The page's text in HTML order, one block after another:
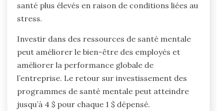
santé plus élevés en raison de conditions liées au
stress.
Investir dans des ressources de santé mentale
peut améliorer le bien-être des employés et
améliorer la performance globale de
l’entreprise. Le retour sur investissement des
programmes de santé mentale peut atteindre
jusqu’à 4 $ pour chaque 1 $ dépensé.